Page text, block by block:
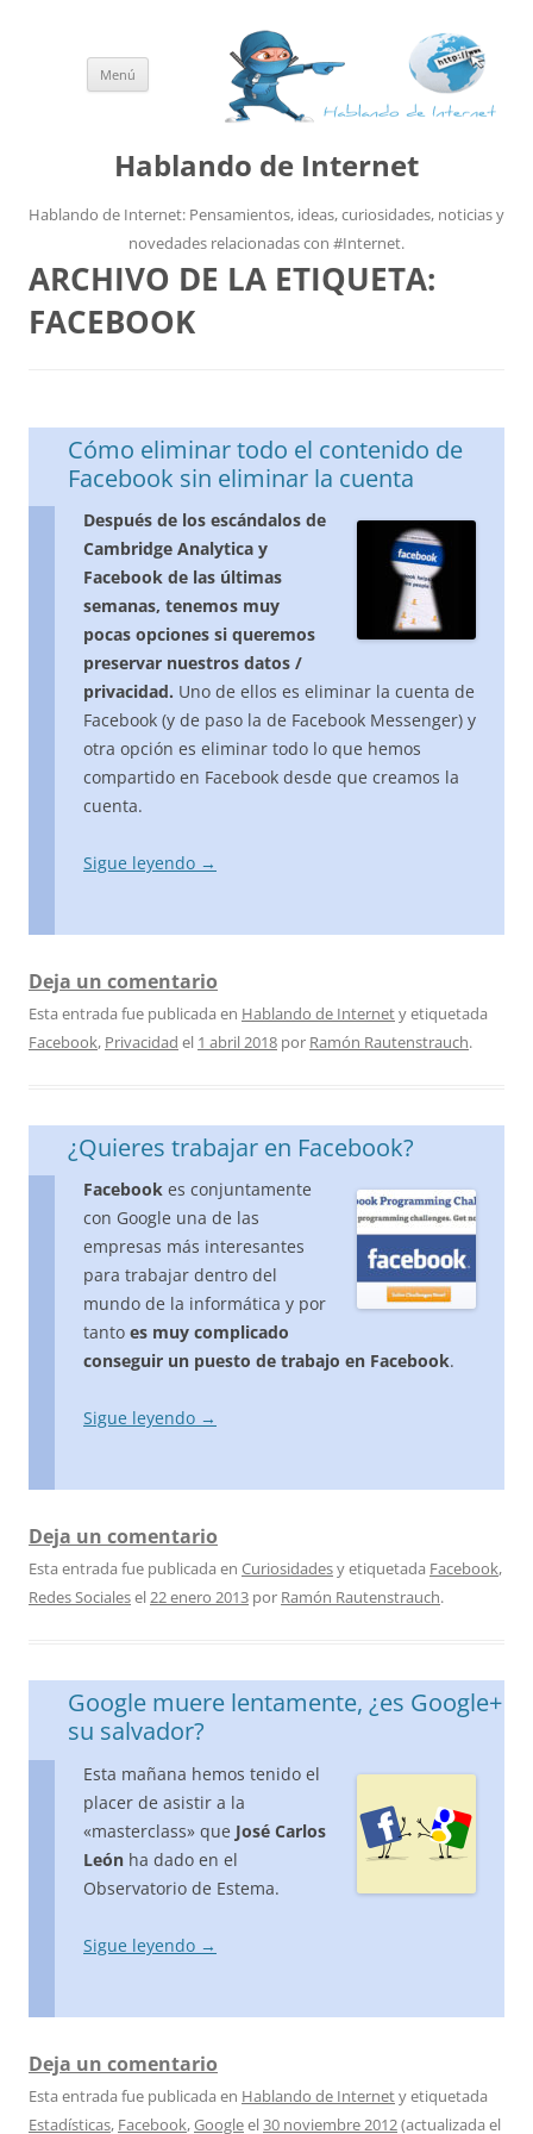
Hablando de Internet
Hablando de Internet: Pensamientos, ideas, curiosidades, noticias y
novedades relacionadas con #Internet.
Menú
ARCHIVO DE LA ETIQUETA:
FACEBOOK
Cómo eliminar todo el contenido de
Facebook sin eliminar la cuenta
Después de los escándalos de
Cambridge Analytica y
Facebook de las últimas
semanas, tenemos muy
pocas opciones si queremos
preservar nuestros datos /
privacidad. Uno de ellos es eliminar la cuenta de
Facebook (y de paso la de Facebook Messenger) y
otra opción es eliminar todo lo que hemos
compartido en Facebook desde que creamos la
cuenta.
Sigue leyendo →
Deja un comentario
Esta entrada fue publicada en Hablando de Internety etiquetada
Facebook, Privacidad el 1 abril 2018 por Ramón Rautenstrauch.
¿Quieres trabajar en Facebook?
Facebook es conjuntamente
con Google una de las
empresas más interesantes
para trabajar dentro del
mundo de la informática y por
tanto es muy complicado
conseguir un puesto de trabajo en Facebook.
Sigue leyendo →
Deja un comentario
Esta entrada fue publicada en Curiosidadesy etiquetada Facebook,
Redes Socialesel22 enero 2013 por Ramón Rautenstrauch.
Google muere lentamente, ¿es Google+
su salvador?
Esta mañana hemos tenido el
placer de asistir a la
«masterclass» que José Carlos
León ha dado en el
Observatorio de Estema.
Sigue leyendo →
Deja un comentario
Esta entrada fue publicada en Hablando de Internety etiquetada
Estadísticas, Facebook,Googleel30 noviembre 2012(actualizada el